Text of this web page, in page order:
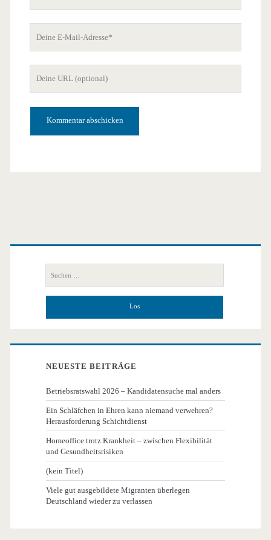
Adresse
Primäre
Seitenleiste
nach:
NEUESTE BEITRÄGE
Betriebsratswahl 2026 – Kandidatensuche mal anders
Ein Schläfchen in Ehren kann niemand verwehren?
Herausforderung Schichtdienst
Homeoffice trotz Krankheit – zwischen Flexibilität
und Gesundheitsrisiken
(kein Titel)
Viele gut ausgebildete Migranten überlegen
Deutschland wieder zu verlassen